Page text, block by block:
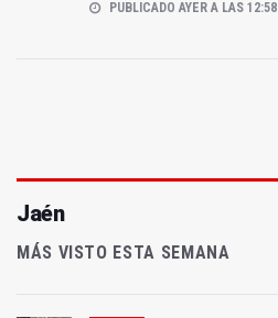
PUBLICADO AYER A LAS 12:58
Jaén
MÁS VISTO ESTA SEMANA